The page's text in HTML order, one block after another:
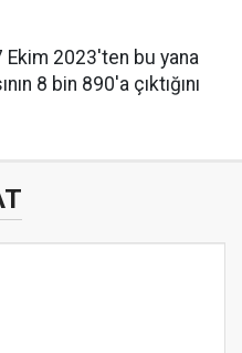
Ekim 2023'ten bu yana
8 bin 890'a çıktığını